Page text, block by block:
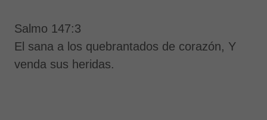
Salmo 147:3
El sana a los quebrantados de corazón, Y
venda sus heridas.